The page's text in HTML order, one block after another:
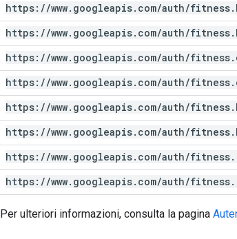
https: //www. googleapis. com/auth/fitness.
https: //www. googleapis. com/auth/fitness.
https: //www. googleapis. com/auth/fitness.
https: //www. googleapis. com/auth/fitness.
https: //www. googleapis. com/auth/fitness.
https: //www. googleapis. com/auth/fitness.
https: //www. googleapis. com/auth/fitness.
https: //www. googleapis. com/auth/fitness.
Per ulteriori informazioni, consulta la pagina